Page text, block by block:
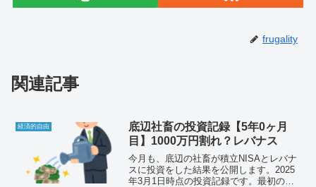
frugality
関連記事
経済的自由
底辺社畜の投資記録【5年0ヶ月
目】1000万円割れ？レバナス
今月も、底辺の社畜が積立NISAとレバナ
スに投資をした結果を公開します。2025
年3月1日時点の投資記録です。最初の積